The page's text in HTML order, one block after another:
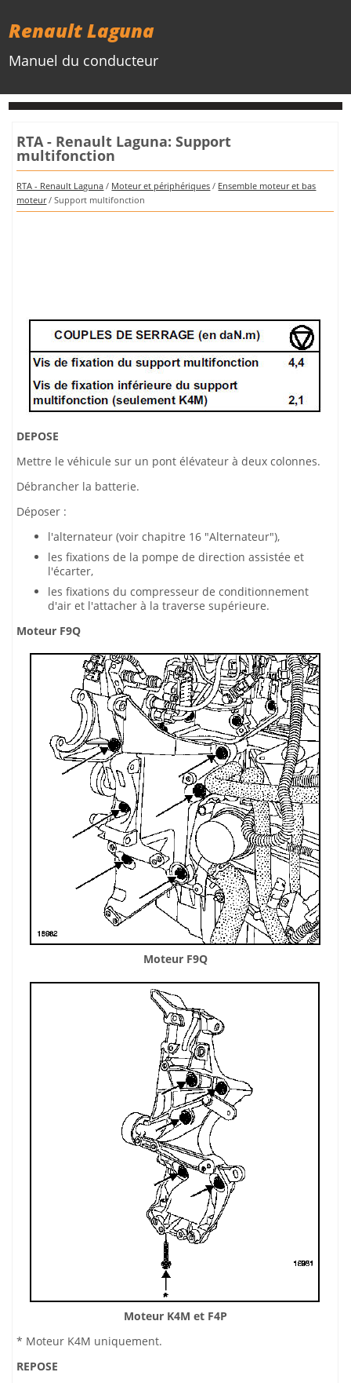
Renault Laguna
Manuel du conducteur
RTA - Renault Laguna: Support
multifonction
RTA - Renault Laguna / Moteur et périphériques / Ensemble moteur et bas
moteur/ Support multifonction
DEPOSE
Mettre le véhicule sur un pont élévateur à deux colonnes.
Débrancher la batterie.
Déposer :
l'alternateur (voir chapitre 16 "Alternateur"),
les fixations de la pompe de direction assistée et
l'écarter,
les fixations du compresseur de conditionnement
d'air et l'attacher à la traverse supérieure.
Moteur F9Q
Moteur F9Q
Moteur K4M et F4P
* Moteur K4M uniquement.
REPOSE